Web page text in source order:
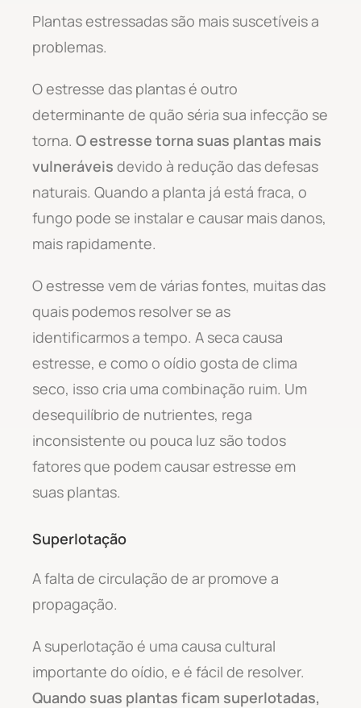
Plantas estressadas são mais suscetíveis a
problemas.
O estresse das plantas é outro
determinante de quão séria sua infecção se
torna. O estresse torna suas plantas mais
vulneráveis devido à redução das defesas
naturais. Quando a planta já está fraca, o
fungo pode se instalar e causar mais danos,
mais rapidamente.
O estresse vem de várias fontes, muitas das
quais podemos resolver se as
identificarmos a tempo. A seca causa
estresse, e como o oídio gosta de clima
seco, isso cria uma combinação ruim. Um
desequilíbrio de nutrientes, rega
inconsistente ou pouca luz são todos
fatores que podem causar estresse em
suas plantas.
Superlotação
A falta de circulação de ar promove a
propagação.
A superlotação é uma causa cultural
importante do oídio, e é fácil de resolver.
Quando suas plantas ficam superlotadas,